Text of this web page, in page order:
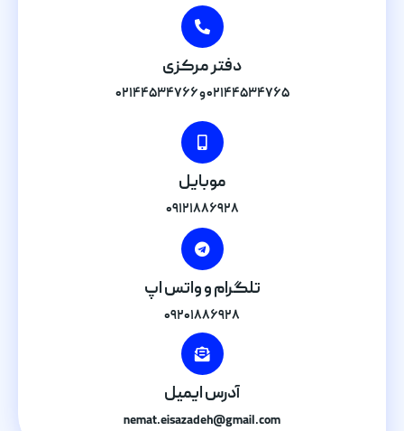
دفتر مرکزی
۰۲۱۴۴۵۳۴۷۶۵ و ۰۲۱۴۴۵۳۴۷۶۶
موبایل
۰۹۱۲۱۸۸۶۹۲۸
تلگرام و واتس اپ
۰۹۲۰۱۸۸۶۹۲۸
آدرس ایمیل
nemat.eisazadeh@gmail.com